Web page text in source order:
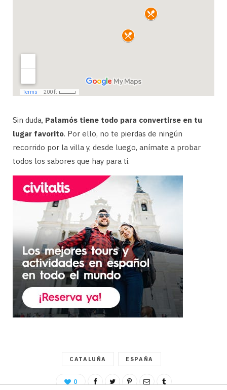
Sin duda, Palamós tiene todo para convertirse en tu
lugar favorito. Por ello, no te pierdas de ningún
recorrido por la villa y, desde luego, anímate a probar
todos los sabores que hay para ti.
CATALUÑA ESPAÑA
0